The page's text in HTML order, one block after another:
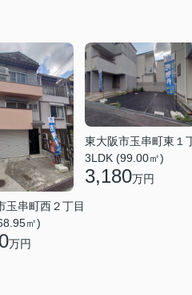
玉串町西２丁目
㎡)
万円
東大阪市玉串町東１
3LDK (99.00㎡)
3,180万円